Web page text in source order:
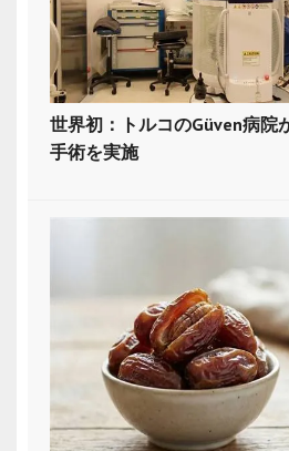
世界初：トルコのGüven病院
手術を実施